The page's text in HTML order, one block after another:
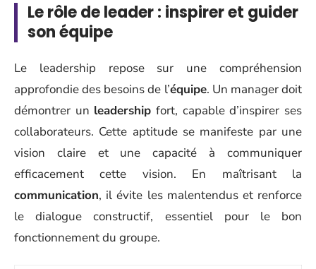
Le rôle de leader : inspirer et guider
son équipe
Le leadership repose sur une compréhension
approfondie des besoins de l’équipe. Un manager doit
démontrer un leadership fort, capable d’inspirer ses
collaborateurs. Cette aptitude se manifeste par une
vision claire et une capacité à communiquer
efficacement cette vision. En maîtrisant la
communication, il évite les malentendus et renforce
le dialogue constructif, essentiel pour le bon
fonctionnement du groupe.